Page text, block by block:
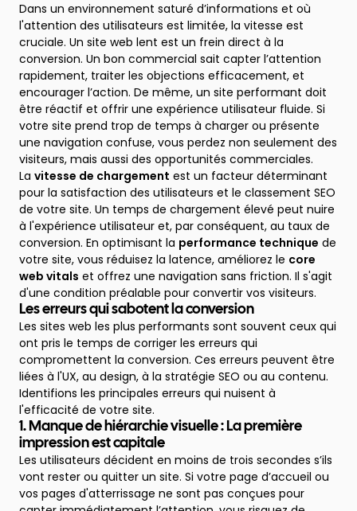
Dans un environnement saturé d’informations et où
l'attention des utilisateurs est limitée, la vitesse est
cruciale. Un site web lent est un frein direct à la
conversion. Un bon commercial sait capter l’attention
rapidement, traiter les objections efficacement, et
encourager l’action. De même, un site performant doit
être réactif et offrir une expérience utilisateur fluide. Si
votre site prend trop de temps à charger ou présente
une navigation confuse, vous perdez non seulement des
visiteurs, mais aussi des opportunités commerciales.
La vitesse de chargement est un facteur déterminant
pour la satisfaction des utilisateurs et le classement SEO
de votre site. Un temps de chargement élevé peut nuire
à l'expérience utilisateur et, par conséquent, au taux de
conversion. En optimisant la performance technique de
votre site, vous réduisez la latence, améliorez le core
web vitals et offrez une navigation sans friction. Il s'agit
d'une condition préalable pour convertir vos visiteurs.
Les erreurs qui sabotent la conversion
Les sites web les plus performants sont souvent ceux qui
ont pris le temps de corriger les erreurs qui
compromettent la conversion. Ces erreurs peuvent être
liées à l'UX, au design, à la stratégie SEO ou au contenu.
Identifions les principales erreurs qui nuisent à
l'efficacité de votre site.
1. Manque de hiérarchie visuelle : La première
impression est capitale
Les utilisateurs décident en moins de trois secondes s’ils
vont rester ou quitter un site. Si votre page d’accueil ou
vos pages d'atterrissage ne sont pas conçues pour